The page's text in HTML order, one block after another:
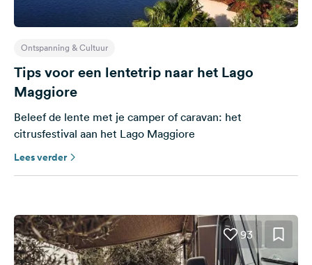
Ontspanning & Cultuur
Tips voor een lentetrip naar het Lago
Maggiore
Beleef de lente met je camper of caravan: het
citrusfestival aan het Lago Maggiore
Lees verder
93